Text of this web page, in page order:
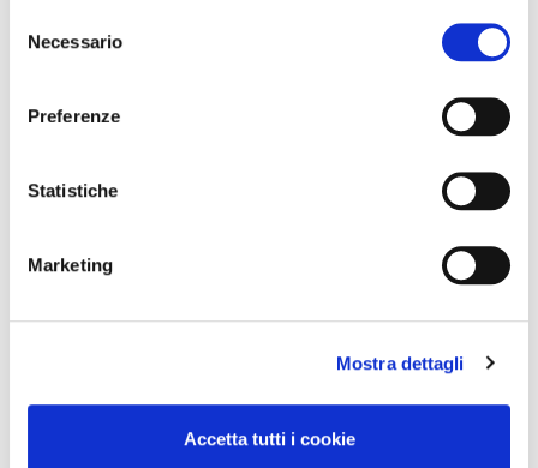
delNecessario
Preferenze
Statistiche
Marketing
Mostra dettagli
Accetta tutti i cookie